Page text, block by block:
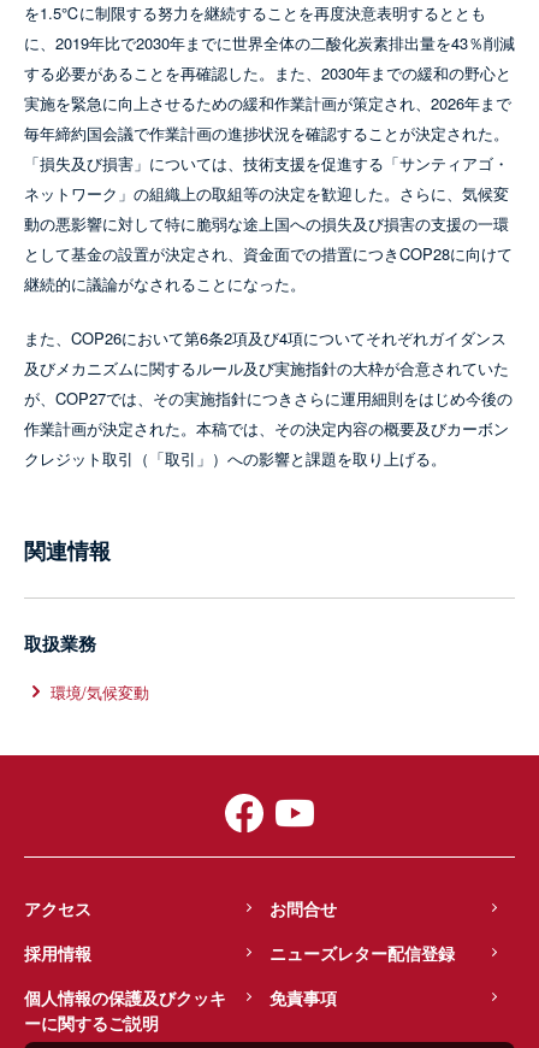
を1.5℃に制限する努力を継続することを再度決意表明するととも
に、2019年比で2030年までに世界全体の二酸化炭素排出量を43％削減
する必要があることを再確認した。また、2030年までの緩和の野心と
実施を緊急に向上させるための緩和作業計画が策定され、2026年まで
毎年締約国会議で作業計画の進捗状況を確認することが決定された。
「損失及び損害」については、技術支援を促進する「サンティアゴ・
ネットワーク」の組織上の取組等の決定を歓迎した。さらに、気候変
動の悪影響に対して特に脆弱な途上国への損失及び損害の支援の一環
として基金の設置が決定され、資金面での措置につきCOP28に向けて
継続的に議論がなされることになった。
また、COP26において第6条2項及び4項についてそれぞれガイダンス
及びメカニズムに関するルール及び実施指針の大枠が合意されていた
が、COP27では、その実施指針につきさらに運用細則をはじめ今後の
作業計画が決定された。本稿では、その決定内容の概要及びカーボン
クレジット取引（「取引」）への影響と課題を取り上げる。
関連情報
取扱業務
環境/気候変動
アクセス
お問合せ
採用情報
ニューズレター配信登録
個人情報の保護及びクッキ
ーに関するご説明
免責事項